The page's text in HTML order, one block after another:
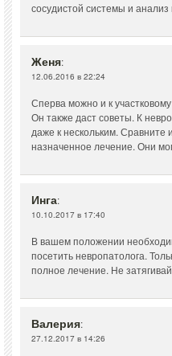
сосудистой системы и анализ
Женя:
12.06.2016 в 22:24
Сперва можно и к
Он также даст советы. К
даже к нескольким. Сравните
назначенное лечение. Они
Инга:
10.10.2017 в 17:40
В вашем положении
посетить невропатолога.
полное лечение. Не
Валерия:
27.12.2017 в 14:26